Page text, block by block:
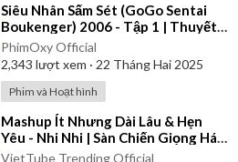
⁣Siêu Nhân Sấm Sét (GoGo Sentai
Boukenger) 2006 - Tập 1 | Thuyết
Minh
PhimOxy Official
2,343 lượt xem · 22 Tháng Hai 2025
Phim và Hoạt hình
⁣Mashup Ít Nhưng Dài Lâu & Hẹn
Yêu - Nhi Nhi | Sàn Chiến Giọng Hát
- Tập 8
VietTube Trending Official